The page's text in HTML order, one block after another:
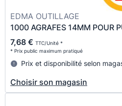
EDMA OUTILLAGE
1000 AGRAFES 14MM POUR
7,68 € TTC/Unité *
* Prix public maximum pratiqué
Prix et disponibilité selon
Choisir son magasin